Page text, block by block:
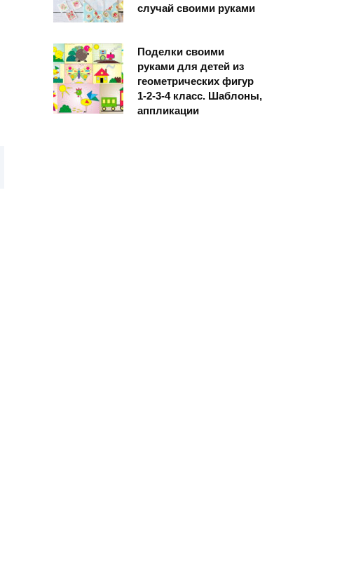
случай своими руками
Поделки своими
руками для детей из
геометрических фигур
1-2-3-4 класс. Шаблоны,
аппликации